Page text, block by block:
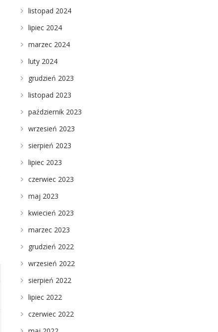
listopad 2024
lipiec 2024
marzec 2024
luty 2024
grudzień 2023
listopad 2023
październik 2023
wrzesień 2023
sierpień 2023
lipiec 2023
czerwiec 2023
maj 2023
kwiecień 2023
marzec 2023
grudzień 2022
wrzesień 2022
sierpień 2022
lipiec 2022
czerwiec 2022